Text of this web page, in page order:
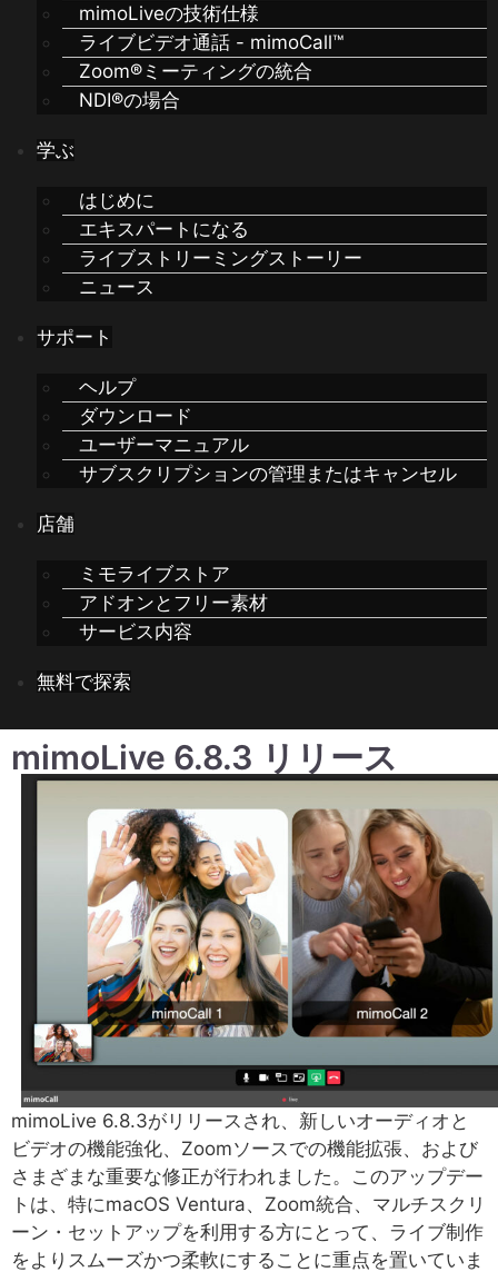
mimoLiveの技術仕様
ライブビデオ通話 - mimoCall™
Zoom®ミーティングの統合
NDI®の場合
学ぶ
はじめに
エキスパートになる
ライブストリーミングストーリー
ニュース
サポート
ヘルプ
ダウンロード
ユーザーマニュアル
サブスクリプションの管理またはキャンセル
店舗
ミモライブストア
アドオンとフリー素材
サービス内容
無料で探索
mimoLive 6.8.3 リリース
mimoLive 6.8.3がリリースされ、新しいオーディオと
ビデオの機能強化、Zoomソースでの機能拡張、および
さまざまな重要な修正が行われました。このアップデー
トは、特にmacOS Ventura、Zoom統合、マルチスクリ
ーン・セットアップを利用する方にとって、ライブ制作
をよりスムーズかつ柔軟にすることに重点を置いていま